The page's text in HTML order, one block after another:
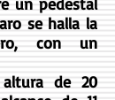
se halla la
con un
de 20